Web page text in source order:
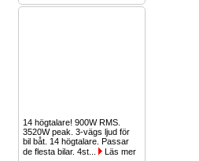
14 högtalare! 900W RMS.
3520W peak. 3-vägs ljud för
bil båt. 14 högtalare. Passar
de flesta bilar. 4st...
Läs mer